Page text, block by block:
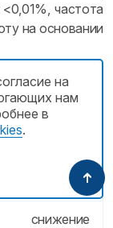
частота
на основании
и
снижение
на
нам
в
.